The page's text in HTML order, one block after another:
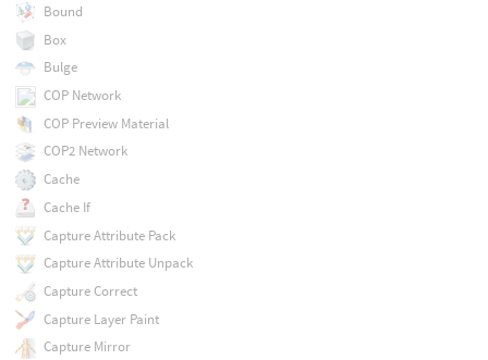
Bound
Box
Bulge
COP Network
COP Preview Material
COP2 Network
Cache
Cache If
Capture Attribute Pack
Capture Attribute Unpack
Capture Correct
Capture Layer Paint
Capture Mirror